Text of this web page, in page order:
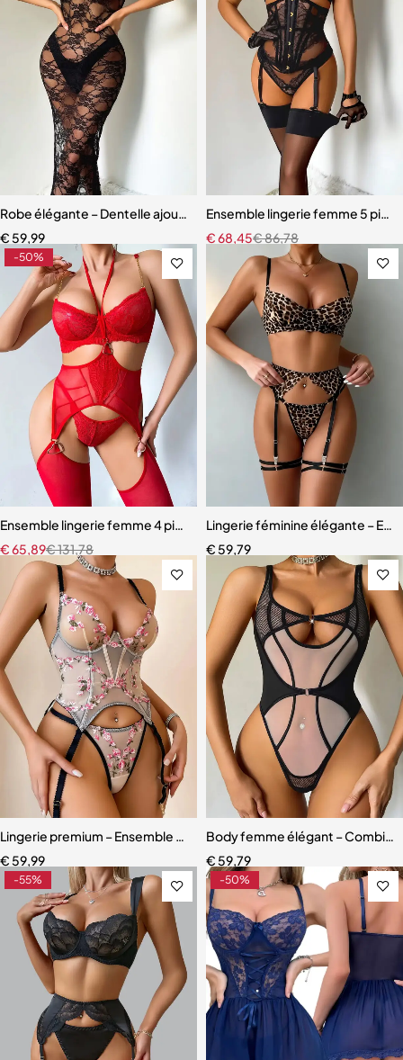
Robe élégante – Dentelle ajourée avec fente haute et effet
€ 59,99
Ensemble lingerie femme 5
€86,78
€68,45
-50%
Ensemble lingerie femme 4 pièces – Dentelle rouge avec chaînes
€131,78
€65,89
Lingerie féminine élégante –
€ 59,79
Lingerie premium – Ensemble sculptant en dentelle brodée florale
€ 59,99
Body femme élégant –
€ 59,79
-55% -50%